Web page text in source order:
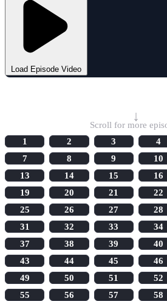
Load Episode Video
↓
Scroll for more
1
2 3 4
7
8 9 10
13
14 15 16
19
20 21 22
25
26 27 28
31
32 33 34
37
38 39 40
43
44 45 46
49
50 51 52
55
56 57 58